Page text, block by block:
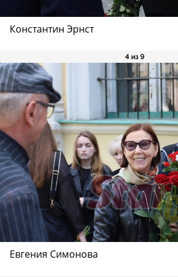
Константин Эрнст
4 из 9
Евгения Симонова